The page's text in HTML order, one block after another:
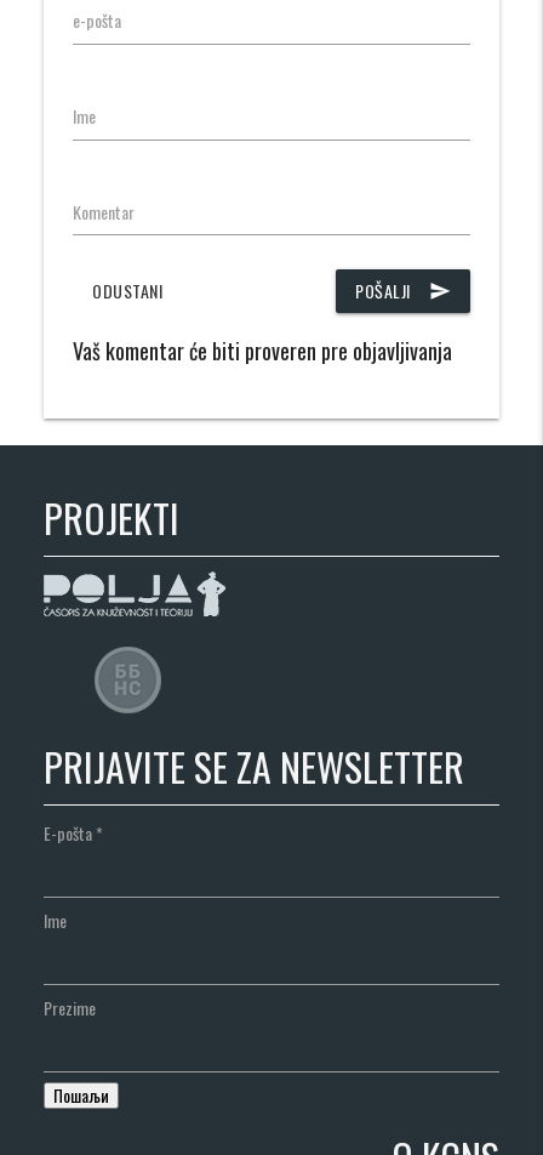
e-pošta
Ime
Komentar
POŠALJI send
ODUSTANI
Vaš komentar će biti proveren pre objavljivanja
PROJEKTI
PRIJAVITE SE ZA NEWSLETTER
E-pošta*
Ime
Prezime